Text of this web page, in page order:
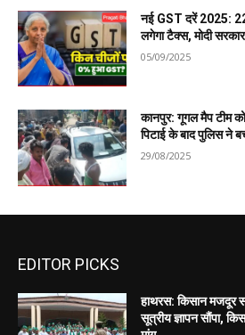
नई GST दरें 2025: 22
लगेगा टैक्स, मोदी
05/09/2025
कानपुर: गूगल मैप टीम
पिटाई के बाद पुलिस ने
29/08/2025
EDITOR PICKS
हाथरस: किसान मजदूर
सूत्रीय ज्ञापन सौंपा,